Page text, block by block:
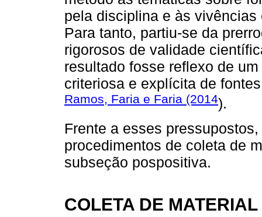
pela disciplina e às
Para tanto, partiu-se da
rigorosos de validade
resultado fosse reflexo de
criteriosa e explícita de
Ramos, Faria e Faria (2014).
Frente a esses
procedimentos de coleta de
subseção pospositiva.
COLETA DE MATERIAL